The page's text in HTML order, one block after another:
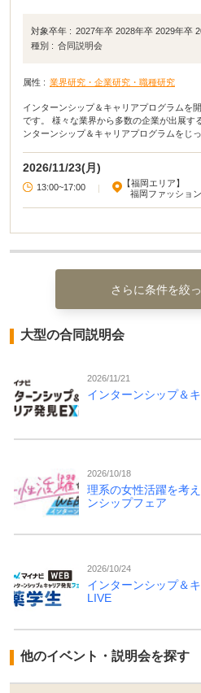
対象卒年 : 2027年卒 2028年卒 2029年卒
種別 : 合同説明会
属性 : 業界研究・企業研究・職種研究
インターンシップ＆キャリアプログラムを
です。 様々な業界から多数の企業が出展す
ンターンシップ＆キャリアプログラムをじっく
2026/11/23(月)
13:00~17:00
【福岡エリア】
福岡ファッショ
さらに条件を絞
大型の合同説明会
2026/11/21
インターンシップ＆
2026/10/18
理系の女性活躍を考
ンシップフェア
2026/10/24
インターンシップ＆
LIVE
他のイベント・説明会を探す